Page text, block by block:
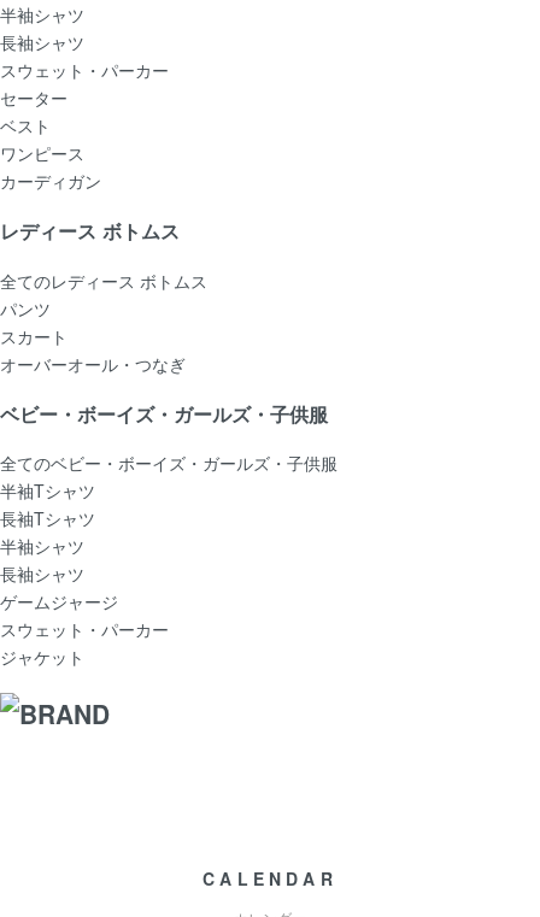
半袖シャツ
長袖シャツ
スウェット・パーカー
セーター
ベスト
ワンピース
カーディガン
レディース ボトムス
全てのレディース ボトムス
パンツ
スカート
オーバーオール・つなぎ
ベビー・ボーイズ・ガールズ・子供服
全てのベビー・ボーイズ・ガールズ・子供服
半袖Tシャツ
長袖Tシャツ
半袖シャツ
長袖シャツ
ゲームジャージ
スウェット・パーカー
ジャケット
CALENDAR